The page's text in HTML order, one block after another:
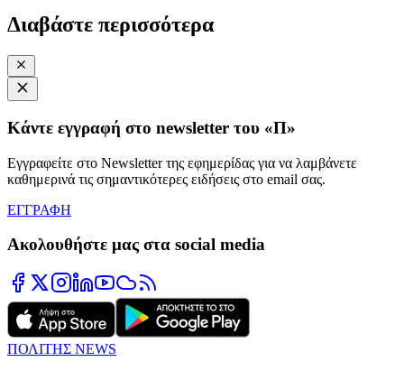
Διαβάστε περισσότερα
Κάντε εγγραφή στο newsletter του «Π»
Εγγραφείτε στο Newsletter της εφημερίδας για να λαμβάνετε
καθημερινά τις σημαντικότερες ειδήσεις στο email σας.
ΕΓΓΡΑΦΗ
Ακολουθήστε μας στα social media
ΠΟΛΙΤΗΣ NEWS